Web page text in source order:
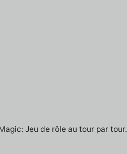
Jeu de rôle au tour par tour.